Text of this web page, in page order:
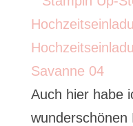
Auch hier habe
wunderschönen